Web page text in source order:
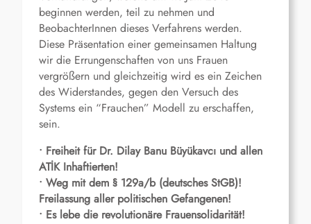
beginnen werden, teil zu nehmen und
BeobachterInnen dieses Verfahrens werden.
Diese Präsentation einer gemeinsamen Haltung
wir die Errungenschaften von uns Frauen
vergrößern und gleichzeitig wird es ein Zeichen
des Widerstandes, gegen den Versuch des
Systems ein “Frauchen” Modell zu erschaffen,
sein.
• Freiheit für Dr. Dilay Banu Büyükavcı und allen
ATİK Inhaftierten!
• Weg mit dem § 129a/b (deutsches StGB)!
Freilassung aller politischen Gefangenen!
• Es lebe die revolutionäre Frauensolidarität!